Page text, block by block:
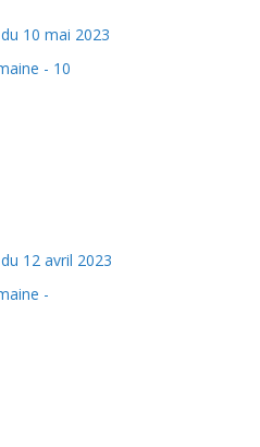
10 mai 2023
12 avril 2023